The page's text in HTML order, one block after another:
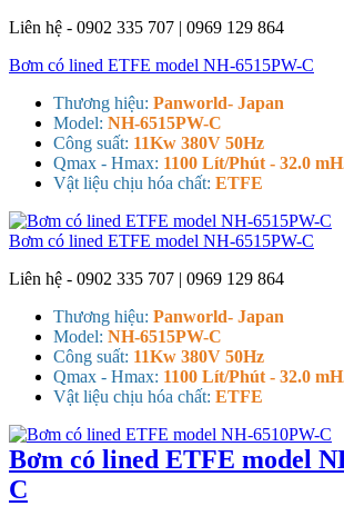
Liên hệ - 0902 335 707 | 0969 129 864
Bơm có lined ETFE model NH-6515PW-C
Thương hiệu: Panworld- Japan
Model: NH-6515PW-C
Công suất: 11Kw 380V 50Hz
Qmax - Hmax: 1100 Lít/Phút - 32.0
Vật liệu chịu hóa chất: ETFE
Bơm có lined ETFE model NH-6515PW-C
Liên hệ - 0902 335 707 | 0969 129 864
Thương hiệu: Panworld- Japan
Model: NH-6515PW-C
Công suất: 11Kw 380V 50Hz
Qmax - Hmax: 1100 Lít/Phút - 32.0
Vật liệu chịu hóa chất: ETFE
Bơm có lined ETFE model
C